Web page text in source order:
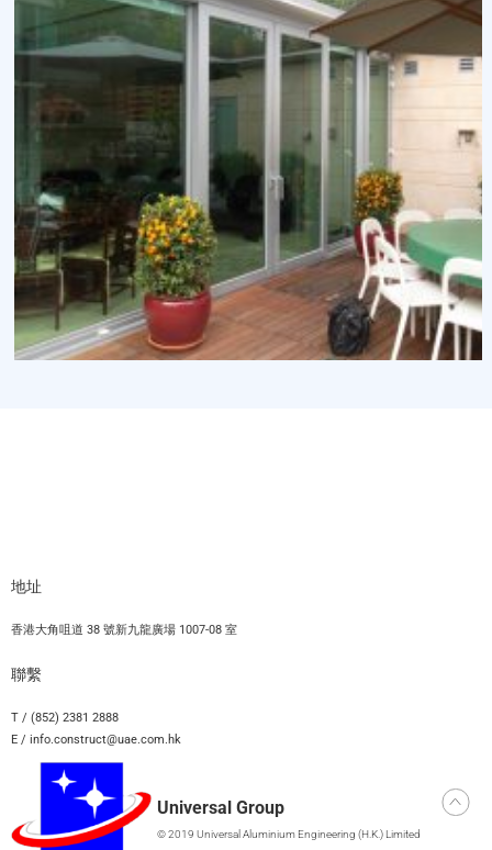
Universal Group
© 2019 Universal Aluminium Engineering (H.K.) Limited
地址
香港大角咀道 38 號新九龍廣場 1007-08 室
聯繫
T / (852) 2381 2888
E / info.construct@uae.com.hk